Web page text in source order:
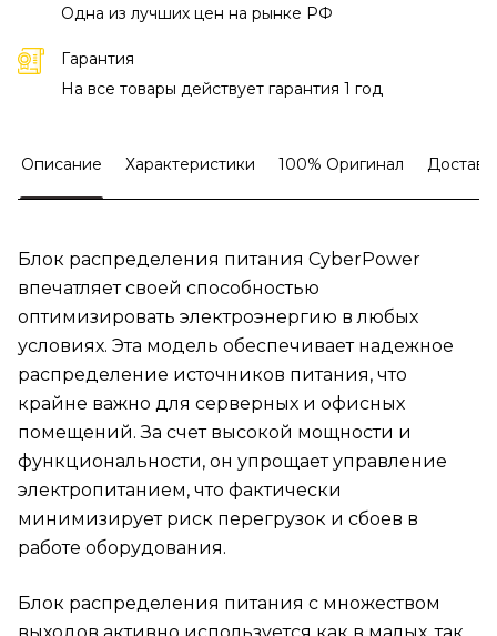
Одна из лучших цен на рынке РФ
Гарантия
На все товары действует гарантия 1 год
Описание Характеристики 100% Оригинал
Блок распределения питания CyberPower
впечатляет своей способностью
оптимизировать электроэнергию в любых
условиях. Эта модель обеспечивает надежное
распределение источников питания, что
крайне важно для серверных и офисных
помещений. За счет высокой мощности и
функциональности, он упрощает управление
электропитанием, что фактически
минимизирует риск перегрузок и сбоев в
работе оборудования.
Блок распределения питания с множеством